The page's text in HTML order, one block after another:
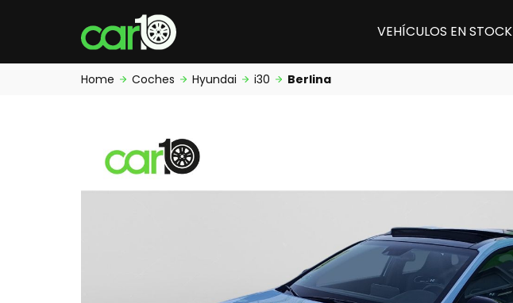
VEHÍCULOS EN STOCK
Home Coches Hyundai i30 Berlina